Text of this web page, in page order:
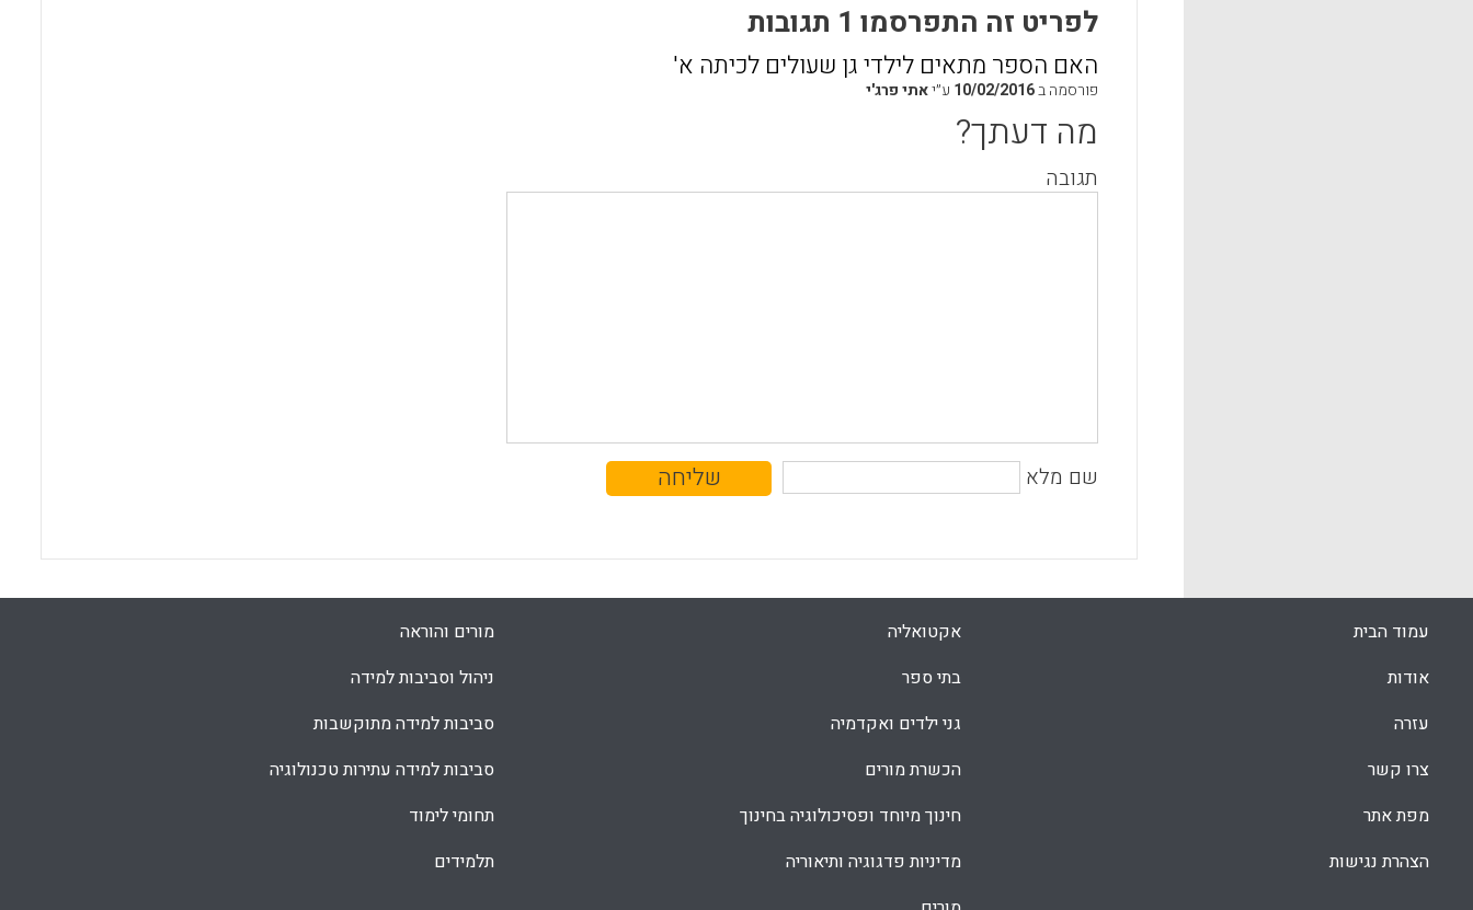
לפריט זה התפרסמו 1 תגובות
האם הספר מתאים לילדי גן שעולים לכיתה א'
פורסמה ב10/02/2016 ע״יאתי פרג'י
מה דעתך?
תגובה
שם מלא
עמוד הבית
אודות
עזרה
צרו קשר
מפת אתר
הצהרת נגישות
אקטואליה
בתי ספר
גני ילדים ואקדמיה
הכשרת מורים
חינוך מיוחד ופסיכולוגיה בחינוך
מדיניות פדגוגיה ותיאוריה
מורים והוראה
ניהול וסביבות למידה
סביבות למידה מתוקשבות
סביבות למידה עתירות טכנולוגיה
תחומי לימוד
תלמידים